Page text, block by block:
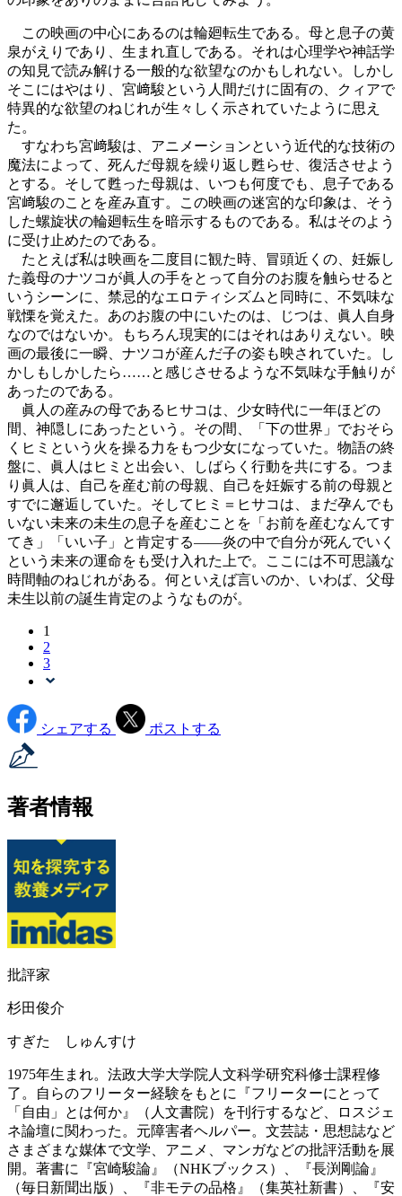
この映画の中心にあるのは輪廻転生である。母と息子の黄
泉がえりであり、生まれ直しである。それは心理学や神話学
の知見で読み解ける一般的な欲望なのかもしれない。しかし
そこにはやはり、宮﨑駿という人間だけに固有の、クィアで
特異的な欲望のねじれが生々しく示されていたように思え
た。
すなわち宮﨑駿は、アニメーションという近代的な技術の
魔法によって、死んだ母親を繰り返し甦らせ、復活させよう
とする。そして甦った母親は、いつも何度でも、息子である
宮﨑駿のことを産み直す。この映画の迷宮的な印象は、そう
した螺旋状の輪廻転生を暗示するものである。私はそのよう
に受け止めたのである。
たとえば私は映画を二度目に観た時、冒頭近くの、妊娠し
た義母のナツコが眞人の手をとって自分のお腹を触らせると
いうシーンに、禁忌的なエロティシズムと同時に、不気味な
戦慄を覚えた。あのお腹の中にいたのは、じつは、眞人自身
なのではないか。もちろん現実的にはそれはありえない。映
画の最後に一瞬、ナツコが産んだ子の姿も映されていた。し
かしもしかしたら……と感じさせるような不気味な手触りが
あったのである。
眞人の産みの母であるヒサコは、少女時代に一年ほどの
間、神隠しにあったという。その間、「下の世界」でおそら
くヒミという火を操る力をもつ少女になっていた。物語の終
盤に、眞人はヒミと出会い、しばらく行動を共にする。つま
り眞人は、自己を産む前の母親、自己を妊娠する前の母親と
すでに邂逅していた。そしてヒミ＝ヒサコは、まだ孕んでも
いない未来の未生の息子を産むことを「お前を産むなんてす
てき」「いい子」と肯定する――炎の中で自分が死んでいく
という未来の運命をも受け入れた上で。ここには不可思議な
時間軸のねじれがある。何といえば言いのか、いわば、父母
未生以前の誕生肯定のようなものが。
1
2
3
シェアする ポストする
著者情報
批評家
杉田俊介
すぎた しゅんすけ
1975年生まれ。法政大学大学院人文科学研究科修士課程修
了。自らのフリーター経験をもとに『フリーターにとって
「自由」とは何か』（人文書院）を刊行するなど、ロスジェ
ネ論壇に関わった。元障害者ヘルパー。文芸誌・思想誌など
さまざまな媒体で文学、アニメ、マンガなどの批評活動を展
開。著書に『宮崎駿論』（NHKブックス）、『長渕剛論』
（毎日新聞出版）、『非モテの品格』（集英社新書）、『安